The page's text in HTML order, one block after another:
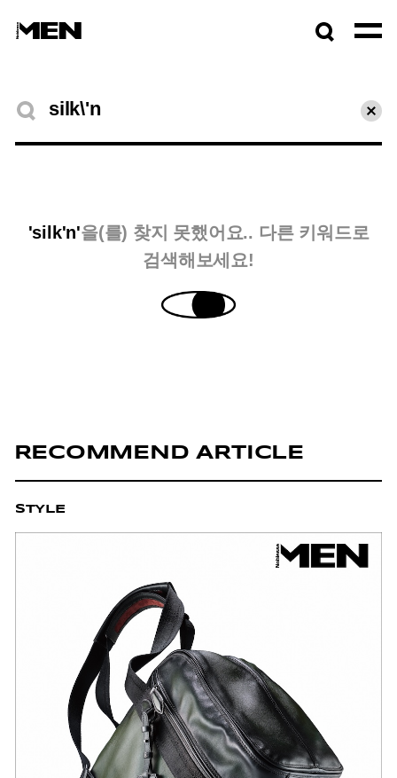
검색결과
초기
'silk'n'을(를) 찾지 못했어요.. 다른 키워드로
검색해보세요!
RECOMMEND ARTICLE
STYLE